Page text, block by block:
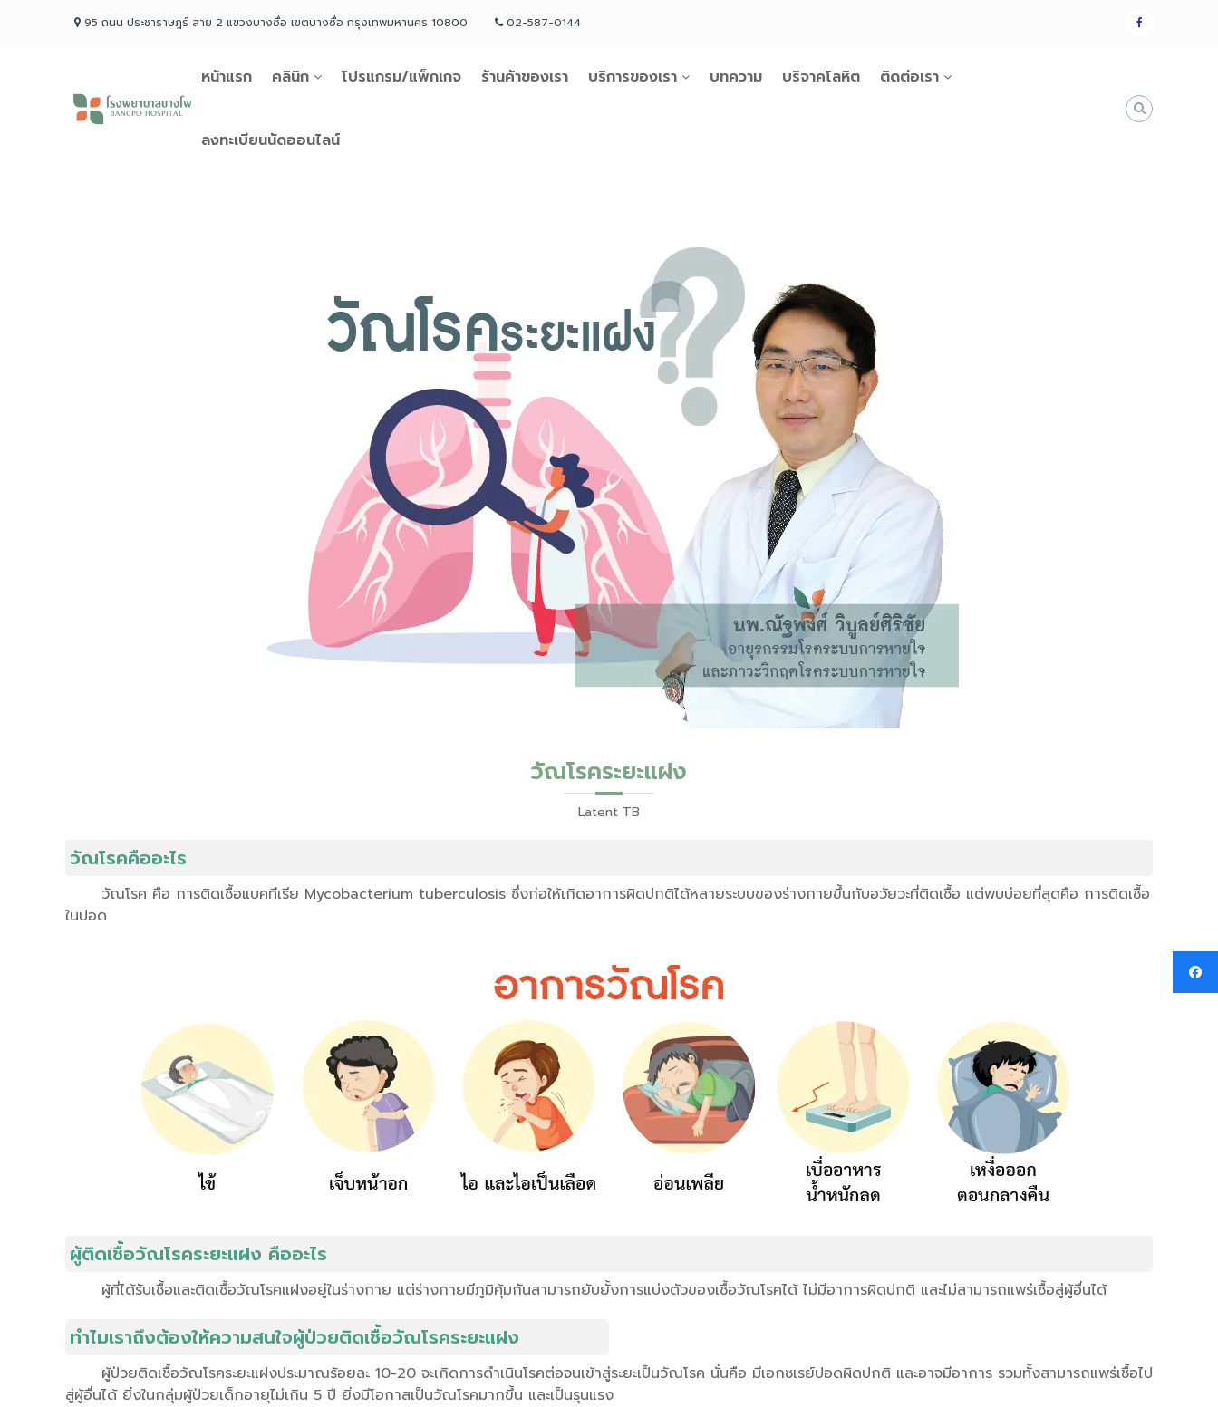
95 ถนน ประชาราษฎร์ สาย 2 แขวงบางซื่อ เขตบางซื่อ กรุงเทพมหานคร 10800 02-587-0144 แฟน
โรง
พยาบาล
บางโพ
หน้าแรก คลินิก โปรแกรม/แพ็กเกจ ร้านค้าของเรา บริการของเรา บทความ บริจาคโลหิต ติดต่อเรา
ลงทะเบียนนัดออนไลน์
วัณโรคระยะแฝง
Latent TB
วัณโรคคืออะไร
วัณโรค คือ การติดเชื้อแบคทีเรีย Mycobacterium tuberculosis ซึ่งก่อให้เกิดอาการผิดปกติได้หลายระบบของร่างกายขึ้นกับอวัยวะที่ติดเชื้อ แต่พบบ่อยที่สุดคือ การติดเชื้อ
ในปอด
ผู้ติดเชื้อวัณโรคระยะแฝง คืออะไร
ผู้ที่ได้รับเชื้อและติดเชื้อวัณโรคแฝงอยู่ในร่างกาย แต่ร่างกายมีภูมิคุ้มกันสามารถยับยั้งการแบ่งตัวของเชื้อวัณโรคได้ ไม่มีอาการผิดปกติ และไม่สามารถแพร่เชื้อสู่ผู้อื่นได้
ทำไมเราถึงต้องให้ความสนใจผู้ป่วยติดเชื้อวัณโรคระยะแฝง
ผู้ป่วยติดเชื้อวัณโรคระยะแฝงประมาณร้อยละ 10-20 จะเกิดการดำเนินโรคต่อจนเข้าสู่ระยะเป็นวัณโรค นั่นคือ มีเอกซเรย์ปอดผิดปกติ และอาจมีอาการ รวมทั้งสามารถแพร่เชื้อไป
สู่ผู้อื่นได้ ยิ่งในกลุ่มผู้ป่วยเด็กอายุไม่เกิน 5 ปี ยิ่งมีโอกาสเป็นวัณโรคมากขึ้น และเป็นรุนแรง